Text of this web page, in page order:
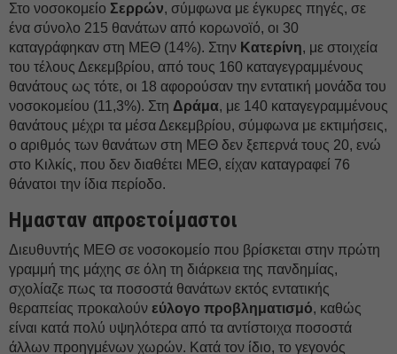
Στο νοσοκομείο Σερρών, σύμφωνα με έγκυρες πηγές, σε
ένα σύνολο 215 θανάτων από κορωνοϊό, οι 30
καταγράφηκαν στη ΜΕΘ (14%). Στην Κατερίνη, με στοιχεία
του τέλους Δεκεμβρίου, από τους 160 καταγεγραμμένους
θανάτους ως τότε, οι 18 αφορούσαν την εντατική μονάδα του
νοσοκομείου (11,3%). Στη Δράμα, με 140 καταγεγραμμένους
θανάτους μέχρι τα μέσα Δεκεμβρίου, σύμφωνα με εκτιμήσεις,
ο αριθμός των θανάτων στη ΜΕΘ δεν ξεπερνά τους 20, ενώ
στο Κιλκίς, που δεν διαθέτει ΜΕΘ, είχαν καταγραφεί 76
θάνατοι την ίδια περίοδο.
Ημασταν απροετοίμαστοι
Διευθυντής ΜΕΘ σε νοσοκομείο που βρίσκεται στην πρώτη
γραμμή της μάχης σε όλη τη διάρκεια της πανδημίας,
σχολίαζε πως τα ποσοστά θανάτων εκτός εντατικής
θεραπείας προκαλούν εύλογο προβληματισμό, καθώς
είναι κατά πολύ υψηλότερα από τα αντίστοιχα ποσοστά
άλλων προηγμένων χωρών. Κατά τον ίδιο, το γεγονός